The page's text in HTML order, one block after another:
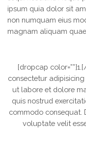
ipsum quia dolor sit
non numquam eius
magnam aliquam
[dropcap
consectetur
ut labore et dolore
quis nostrud
commodo consequat.
voluptate velit